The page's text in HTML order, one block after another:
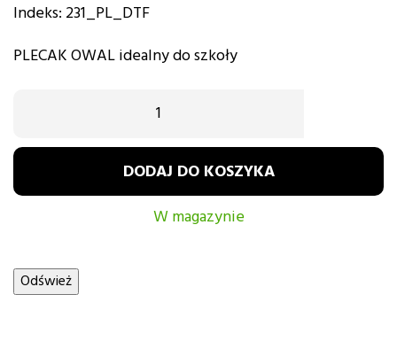
Indeks: 231_PL_DTF
PLECAK OWAL idealny do szkoły
DODAJ DO KOSZYKA
W magazynie